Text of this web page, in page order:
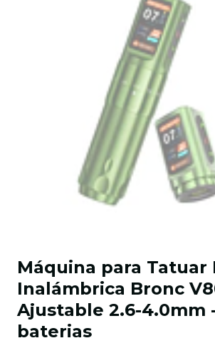
Máquina para Tatuar
Inalámbrica Bronc
Ajustable 2.6-4.0mm
baterias